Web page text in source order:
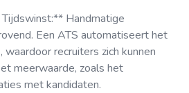
Handmatige
Een ATS automatiseert het
waardoor recruiters zich kunnen
meerwaarde, zoals het
met kandidaten.